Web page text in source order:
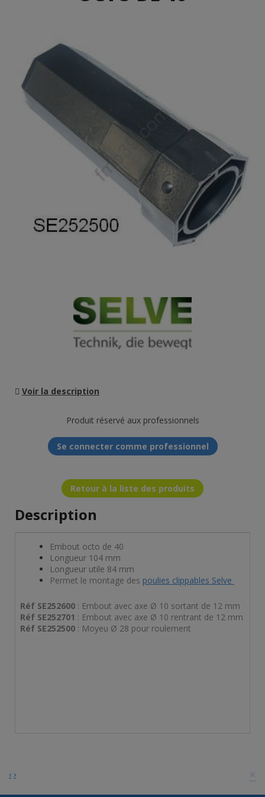
Voir la description
Produit réservé aux professionnels
Se connecter comme professionnel
Retour à la liste des produits
Description
Embout octo de 40
Longueur 104 mm
Longueur utile 84 mm
Permet le montage des poulies clippables Selve
Réf SE252600 : Embout avec axe Ø 10 sortant de 12 mm
Réf SE252701 : Embout avec axe Ø 10 rentrant de 12 mm
Réf SE252500 : Moyeu Ø 28 pour roulement
‹ ›